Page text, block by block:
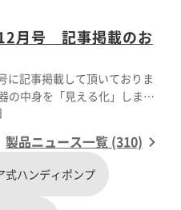
村のインタビュー記事も掲載
頂いております。 是非ご覧ください！
の残量を瞬時にチェック！非
体を感知する「レーザー式液
」光と音で満タン・液切れ
作の乾電池式モデル「センサ
ーズ）」エア式ポンプと連動
面を制御できる「エア式液
月号 記事掲載のお
記事掲載して頂いておりま
・廃油・オイル・灯油・軽
GDBシリーズ）」「エア式液
」をご紹介頂いておりま
み、スイッチを押すだけの
油や廃液など回収容器からド
製品ニュース一覧 (310)
式ハンディポンプ